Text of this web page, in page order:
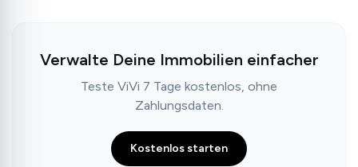
Verwalte Deine Immobilien einfacher
Teste ViVi 7 Tage kostenlos, ohne
Zahlungsdaten.
Kostenlos starten